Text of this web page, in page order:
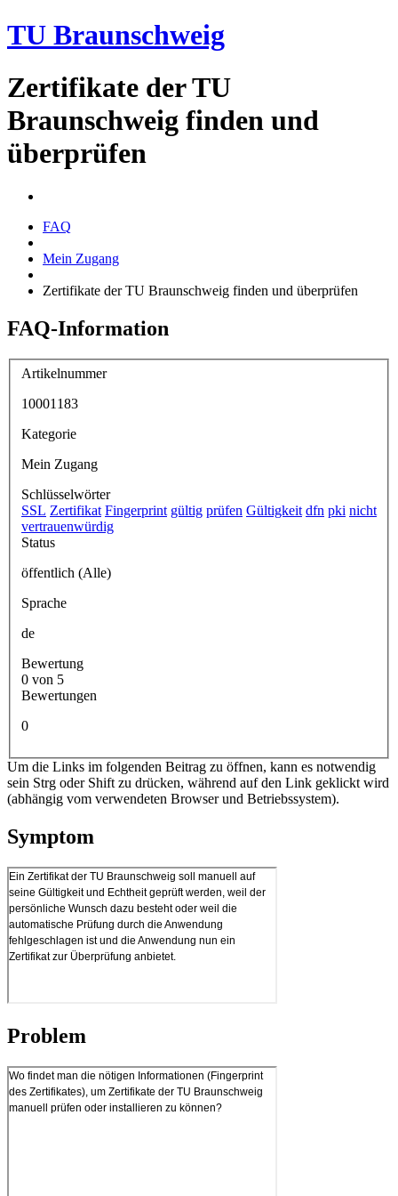
TU Braunschweig
Zertifikate der TU
Braunschweig finden und
überprüfen
FAQ
Mein Zugang
Zertifikate der TU Braunschweig finden und überprüfen
FAQ-Information
Artikelnummer
10001183
Kategorie
Mein Zugang
Schlüsselwörter
SSL Zertifikat Fingerprint gültig prüfen Gültigkeit dfn pki nicht
vertrauenwürdig
Status
öffentlich (Alle)
Sprache
de
Bewertung
0 von 5
Bewertungen
0
Um die Links im folgenden Beitrag zu öffnen, kann es notwendig
sein Strg oder Shift zu drücken, während auf den Link geklickt wird
(abhängig vom verwendeten Browser und Betriebssystem).
Symptom
Problem